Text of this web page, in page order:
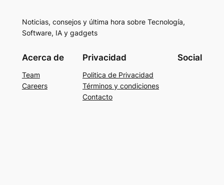
Noticias, consejos y última hora sobre Tecnología,
Software, IA y gadgets
Acerca de
Team
Careers
Privacidad
Politica de Privacidad
Términos y condiciones
Contacto
Social